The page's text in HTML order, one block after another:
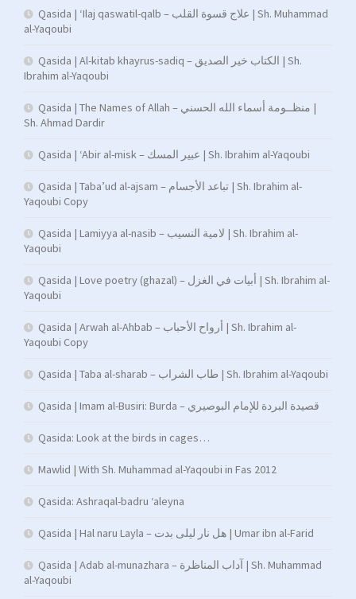
Qasida | ‘Ilaj qaswatil-qalb – علاج قسوة القلب | Sh. Muhammad
al-Yaqoubi
Qasida | Al-kitab khayrus-sadiq – الكتاب خير الصديق | Sh.
Ibrahim al-Yaqoubi
Qasida | The Names of Allah – منظــومة أسماء الله الحسني |
Sh. Ahmad Dardir
Qasida | ‘Abir al-misk – عبير المسك | Sh. Ibrahim al-Yaqoubi
Qasida | Taba’ud al-ajsam – تباعد الأجسام | Sh. Ibrahim al-
Yaqoubi Copy
Qasida | Lamiyya al-nasib – لامية النسيب | Sh. Ibrahim al-
Yaqoubi
Qasida | Love poetry (ghazal) – أبيات في الغزل | Sh. Ibrahim al-
Yaqoubi
Qasida | Arwah al-Ahbab – أرواح الأحباب | Sh. Ibrahim al-
Yaqoubi Copy
Qasida | Taba al-sharab – طاب الشراب | Sh. Ibrahim al-Yaqoubi
Qasida | Imam al-Busiri: Burda – قصيدة البردة للإمام البوصيري
Qasida: Look at the birds in cages…
Mawlid | With Sh. Muhammad al-Yaqoubi in Fas 2012
Qasida: Ashraqal-badru ‘aleyna
Qasida | Hal naru Layla – هل نار ليلى بدت | Umar ibn al-Farid
Qasida | Adab al-munazhara – آداب المناظرة | Sh. Muhammad
al-Yaqoubi